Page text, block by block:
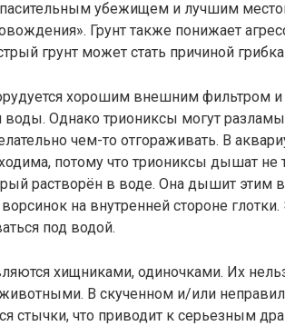
убежищем и лучшим
Грунт также понижает
грунт может стать причиной
хорошим внешним фильтром и
воды. Однако триониксы могут
чем-то отгораживать. В
потому что триониксы дышат
растворён в воде. Она дышит этим
на внутренней стороне
под водой.
хищниками, одиночками. Их
В скученном и/или
стычки, что приводит к серьезным